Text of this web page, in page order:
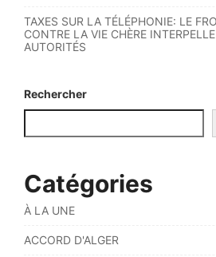
TAXES SUR LA TÉLÉPHONIE: LE
CONTRE LA VIE CHÈRE
AUTORITÉS
Rechercher
Catégories
À LA UNE
ACCORD D'ALGER